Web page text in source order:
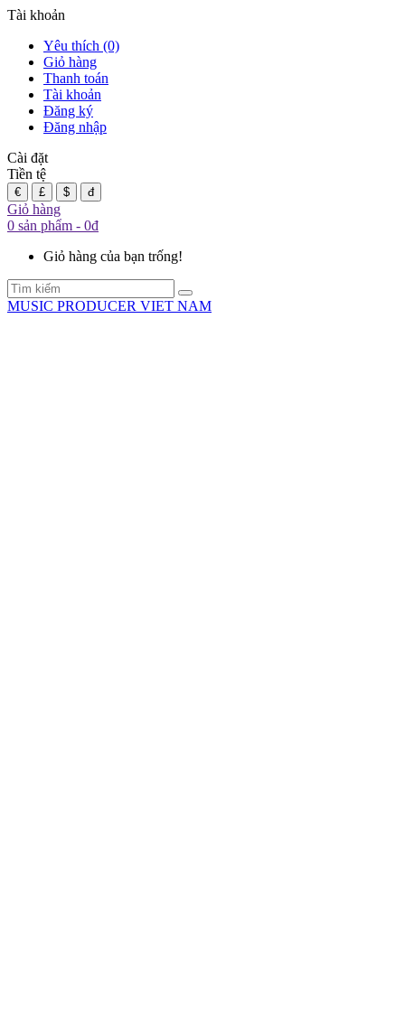
Tài khoản
Yêu thích (0)
Giỏ hàng
Thanh toán
Tài khoản
Đăng ký
Đăng nhập
Cài đặt
Tiền tệ
€ £ $ đ
Giỏ hàng
0 sản phẩm - 0đ
Giỏ hàng của bạn trống!
MUSIC PRODUCER VIET NAM